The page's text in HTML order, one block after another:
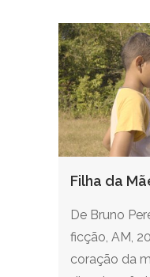
Filha da
De Bruno
ficção, AM,
coração da